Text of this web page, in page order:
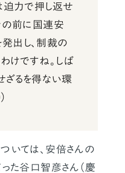
迫力で押し返せ
の前に国連安
出し、制裁の
けですね。しば
ざるを得ない環
ては、安倍さんの
た谷口智彦さん（慶